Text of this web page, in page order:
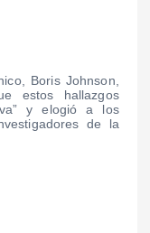
Boris Johnson,
estos hallazgos
y elogió a los
de la